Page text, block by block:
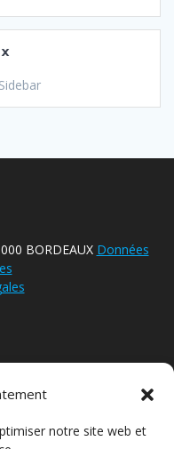
notre site web et
BORDEAUX Données
bordeaux.com